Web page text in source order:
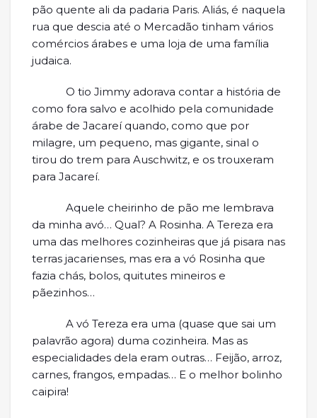
pão quente ali da padaria Paris. Aliás, é naquela
rua que descia até o Mercadão tinham vários
comércios árabes e uma loja de uma família
judaica.
O tio Jimmy adorava contar a história de
como fora salvo e acolhido pela comunidade
árabe de Jacareí quando, como que por
milagre, um pequeno, mas gigante, sinal o
tirou do trem para Auschwitz, e os trouxeram
para Jacareí.
Aquele cheirinho de pão me lembrava
da minha avó… Qual? A Rosinha. A Tereza era
uma das melhores cozinheiras que já pisara nas
terras jacarienses, mas era a vó Rosinha que
fazia chás, bolos, quitutes mineiros e
pãezinhos…
A vó Tereza era uma (quase que sai um
palavrão agora) duma cozinheira. Mas as
especialidades dela eram outras… Feijão, arroz,
carnes, frangos, empadas… E o melhor bolinho
caipira!